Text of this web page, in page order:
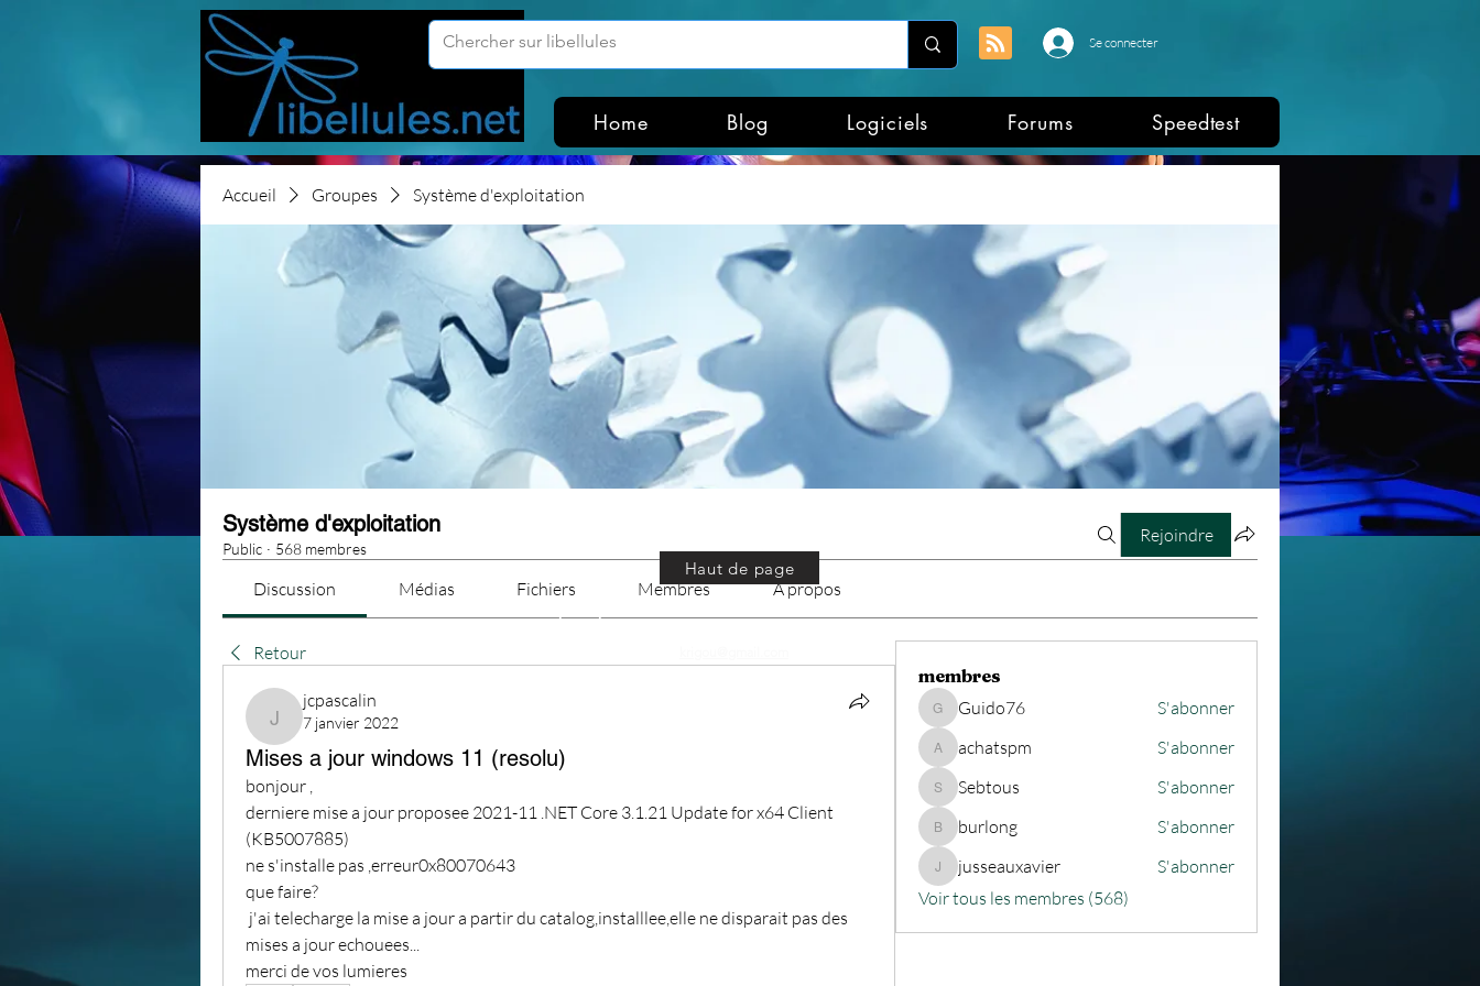
Se connecter
Home Blog Logiciels Forums Speedtest
Accueil Groupes Système d'exploitation
Système d'exploitation
Public · 568 membres
Rejoindre
Discussion Médias Fichiers Membres À propos
Retour
jcpascalin
jcpascalin
7 janvier 2022
Mises a jour windows 11 (resolu)
bonjour ,
derniere mise a jour proposee 2021-11 .NET Core 3.1.21 Update for x64 Client
(KB5007885)
ne s'installe pas ,erreur0x80070643
que faire?
mises a jour echouees...
merci de vos lumieres
membres
Guido76
Guido76 S'abonner
achatspm
achatspm S'abonner
SebtousSebtous S'abonner
burlongburlong S'abonner
jusseauxavier
jusseauxavier
S'abonner
Voir tous les membres (568)
Haut de page